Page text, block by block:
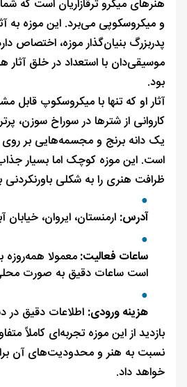
هنرهای میکرو ترقازاریان است که
و میکروسکوپی می‌برد. این موزه به آثار
پدربزرگ بنیان‌گذار موزه، اختصاص
موسیقی‌دان با استعداد در خلق
بود.
آثار او که تنها با میکروسکوپ قابل
کاروانی از شترها در سوراخ سوزن،
یک دانه برنج و مجسمه‌هایی بر
است. این موزه کوچک اما بسیار
ظرافت هنری را به شکلی
آدرس: ارمنستان، ایروان، خیابان
ساعات فعالیت:معمولا همه‌روزه
است ساعات دقیق به صورت
هزینه ورودی: اطلاعات دقیق
بازدید از این موزه تجربه‌ای کاملاً
نسبت به هنر و محدودیت‌های آن
خواهد داد.